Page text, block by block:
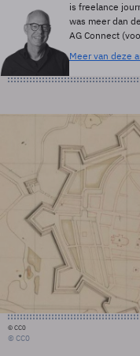
is freelance
was meer dan
AG Connect
Meer van deze
© CC0
© CC0